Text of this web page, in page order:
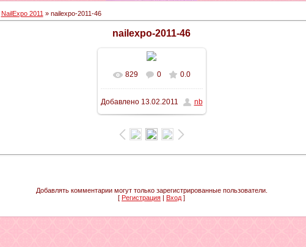
NailExpo 2011 » nailexpo-2011-46
nailexpo-2011-46
829 0 0.0
Добавлено13.02.2011 nb
Добавлять комментарии могут только зарегистрированные пользователи.
[ Регистрация Вход ]